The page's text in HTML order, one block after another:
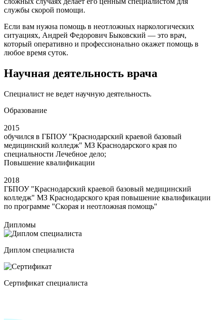
службы скорой помощи.
Если вам нужна помощь в неотложных наркологических
ситуациях, Андрей Федорович Быковский — это врач,
который оперативно и профессионально окажет помощь в
любое время суток.
Научная деятельность врача
Специалист не ведет научную деятельность.
Образование
2015
обучился в ГБПОУ "Краснодарский краевой базовый
медицинский колледж" МЗ Краснодарского края по
специальности Лечебное дело;
Повышение квалификации
2018
ГБПОУ "Краснодарский краевой базовый медицинский
колледж" МЗ Краснодарского края повышение квалификации
по программе "Скорая и неотложная помощь"
Дипломы
Диплом специалиста
Сертификат специалиста